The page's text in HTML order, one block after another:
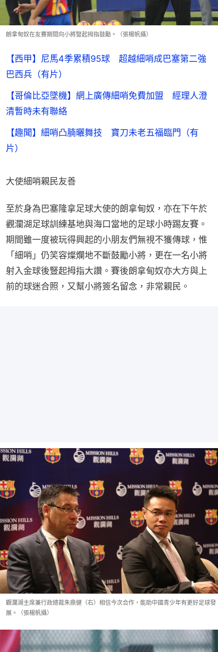
朗拿甸奴在友賽期間向小將豎起拇指鼓勵。（張楊帆攝）
【西甲】尼馬4季累積95球 超越細哨成巴塞第二強
巴西兵（有片）
【哥倫比亞墜機】網上廣傳細哨免費加盟 經理人澄
清暫時未有聯絡
【趣聞】細哨凸腩曬舞技 寶刀未老五福臨門（有
片）
大使細哨親民友善
至於身為巴塞隆拿足球大使的朗拿甸奴，亦在下午於
觀瀾湖足球訓練基地與海口當地的足球小時踢友賽。
期間雖一度被玩得興起的小朋友們無視不獲傳球，惟
「細哨」仍笑容燦爛地不斷鼓勵小將，更在一名小將
射入金球後豎起拇指大讚。賽後朗拿甸奴亦大方與上
前的球迷合照，又幫小將簽名留念，非常親民。
觀瀾湖主席兼行政總裁朱鼎健（右）相信今次合作，能助中國青少年有更好足球發
展。（張楊帆攝）